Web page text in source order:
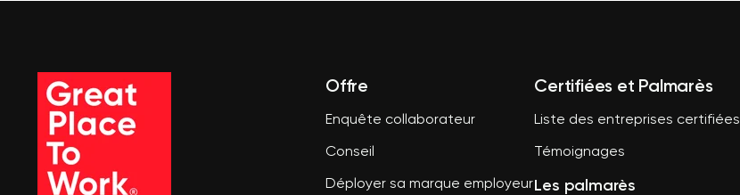
Offre
Enquête collaborateur
Conseil
Déployer sa marque employeur
Certifiées et Palmarès
Liste des entreprises certifiées
Témoignages
Les palmarès